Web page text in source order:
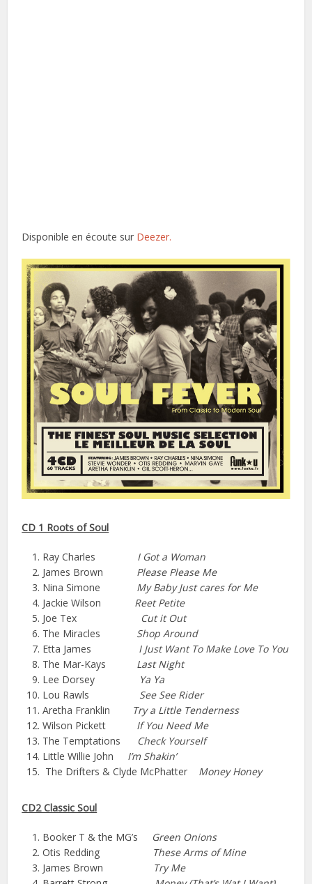
Disponible en écoute sur Deezer.
CD 1 Roots of Soul
Ray Charles I Got a Woman
James Brown Please Please Me
Nina Simone My Baby Just cares for Me
Jackie Wilson Reet Petite
Joe Tex Cut it Out
The Miracles Shop Around
Etta James I Just Want To Make Love To You
The Mar-Kays Last Night
Lee Dorsey Ya Ya
Lou Rawls See See Rider
Aretha Franklin Try a Little Tenderness
Wilson Pickett If You Need Me
The Temptations Check Yourself
Little Willie John I’m Shakin’
The Drifters & Clyde McPhatter Money Honey
CD2 Classic Soul
Booker T & the MG’s Green Onions
Otis Redding These Arms of Mine
James Brown Try Me